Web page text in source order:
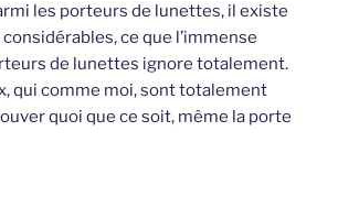
les porteurs de lunettes, il existe
ce que l’immense
de lunettes ignore totalement.
qui comme moi, sont totalement
quoi que ce soit, même la porte